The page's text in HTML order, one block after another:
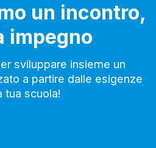
un incontro,
impegno
sviluppare insieme un
a partire dalle esigenze
tua scuola!